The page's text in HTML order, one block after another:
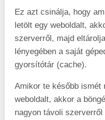
Ez azt csinálja, hogy
letölt egy weboldalt,
szerverről, majd
lényegében a saját
gyorsítótár (cache).
Amikor te később ismét
weboldalt, akkor a
nagyon távoli